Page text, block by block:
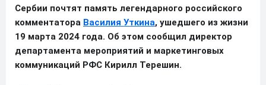
Сербии почтят память легендарного российского
комментатора Василия Уткина, ушедшего из жизни
19 марта 2024 года. Об этом сообщил директор
департамента мероприятий и маркетинговых
коммуникаций РФС Кирилл Терешин.